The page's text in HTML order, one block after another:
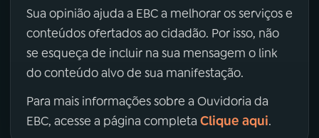
Sua opinião ajuda a EBC a melhorar os serviços e
conteúdos ofertados ao cidadão. Por isso, não
se esqueça de incluir na sua mensagem o link
do conteúdo alvo de sua manifestação.
Para mais informações sobre a Ouvidoria da
EBC, acesse a página completa Clique aqui.